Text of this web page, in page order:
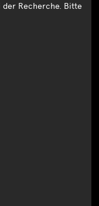
der Recherche. Bitte